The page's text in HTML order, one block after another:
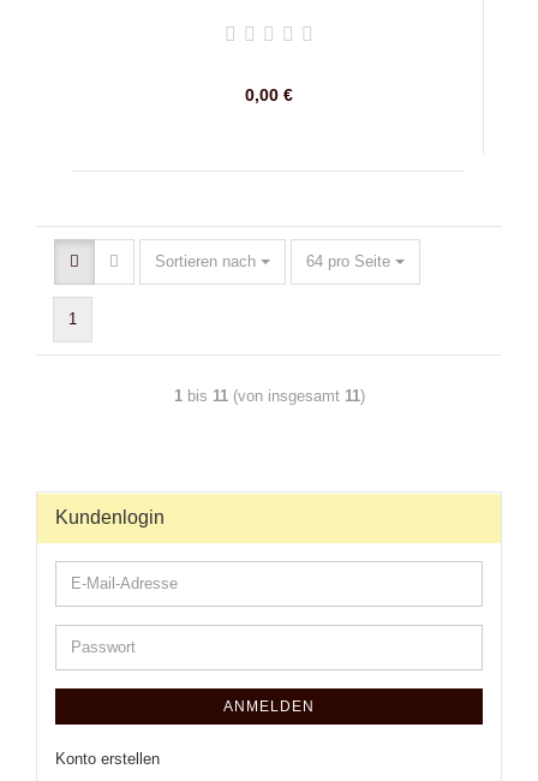
0,00 €
Sortieren nach 64 pro Seite
1
1bis 11(von insgesamt 11)
Kundenlogin
ANMELDEN
Konto erstellen